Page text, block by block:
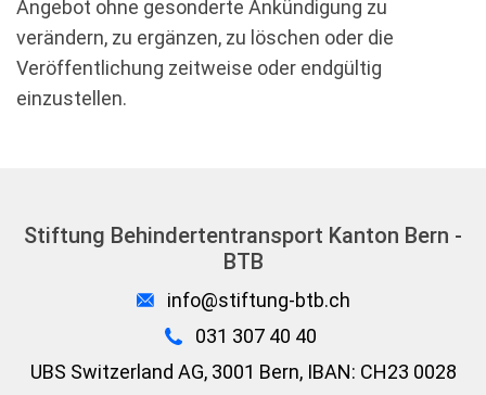
Angebot ohne gesonderte Ankündigung zu
verändern, zu ergänzen, zu löschen oder die
Veröffentlichung zeitweise oder endgültig
einzustellen.
Stiftung Behindertentransport Kanton Bern -
BTB
info@stiftung-btb.ch
031 307 40 40
UBS Switzerland AG, 3001 Bern, IBAN: CH23 0028